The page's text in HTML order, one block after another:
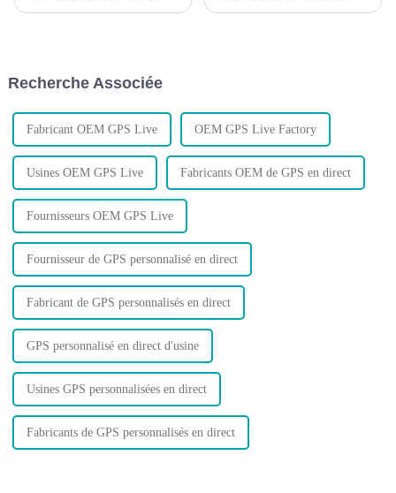
protégez votre véhicule…
Recherche Associée
Fabricant OEM GPS Live OEM GPS Live Factory
Usines OEM GPS Live Fabricants OEM de GPS en direct
Fournisseurs OEM GPS Live
Fournisseur de GPS personnalisé en direct
Fabricant de GPS personnalisés en direct
GPS personnalisé en direct d'usine
Usines GPS personnalisées en direct
Fabricants de GPS personnalisés en direct